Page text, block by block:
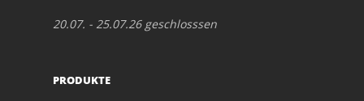
20.07. - 25.07.26 geschlosssen
PRODUKTE